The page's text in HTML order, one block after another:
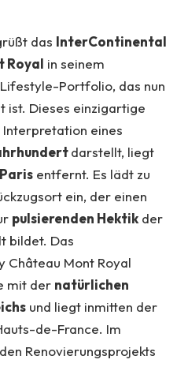
das InterContinental
Royal in seinem
Portfolio, das nun
ist. Dieses einzigartige
eines
darstellt, liegt
entfernt. Es lädt zu
ein, der einen
pulsierenden Hektik der
bildet. Das
Château Mont Royal
mit der natürlichen
und liegt inmitten der
de-France. Im
Renovierungsprojekts